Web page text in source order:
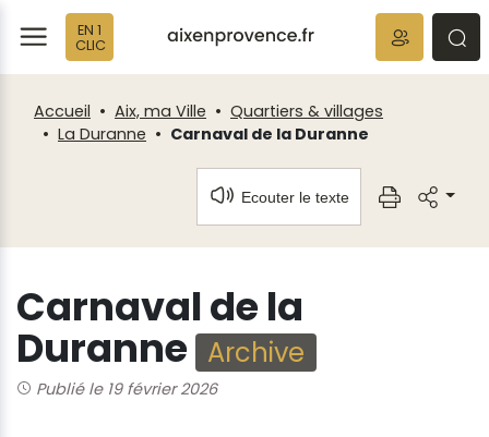
EN 1
CLIC
Accueil Aix, ma Ville
Quartiers & villages
La Duranne
Carnaval de la Duranne
Ecouter le texte
Carnaval de la
Duranne Archive
Publié le 19 février 2026
Fenêtre
de
chat
Panneau de gestion des cookies